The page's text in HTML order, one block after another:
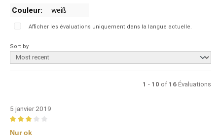
Couleur: weiß
Afficher les évaluations uniquement dans la langue actuelle.
Sort by
1 - 10 of 16 Évaluations
5 janvier 2019
Review with rating of 3 out of 5 stars
Nur ok